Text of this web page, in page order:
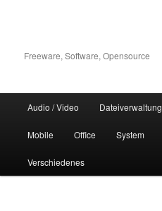
Freeware, Software, Opensource
Audio / Video Dateiverwaltung
Mobile Office System
Verschiedenes